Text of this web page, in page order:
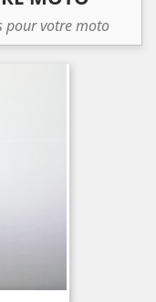
pour votre moto